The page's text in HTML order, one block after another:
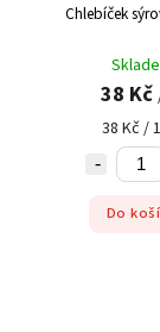
Chlebíček
38 Kč
38 Kč /
Do